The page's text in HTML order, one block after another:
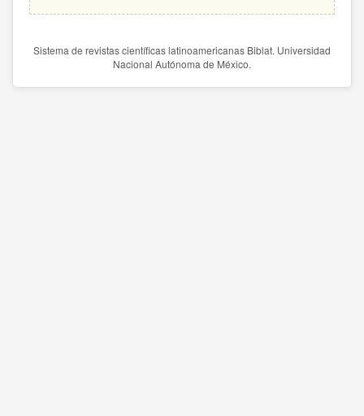
Sistema de revistas científicas latinoamericanas Biblat. Universidad
Nacional Autónoma de México.